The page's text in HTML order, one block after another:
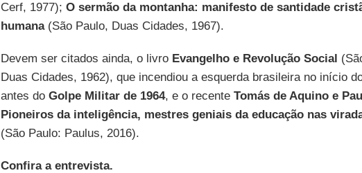
Cerf, 1977); O sermão da montanha: manifesto de santidade
humana(São Paulo, Duas Cidades, 1967).
Devem ser citados ainda, o livroEvangelho e Revolução Social
Duas Cidades, 1962), que incendiou a esquerda brasileira no início
antes do Golpe Militar de 1964, e o recente Tomás de Aquino e
Pioneiros da inteligência, mestres geniais da educação nas
(São Paulo: Paulus, 2016).
Confira a entrevista.